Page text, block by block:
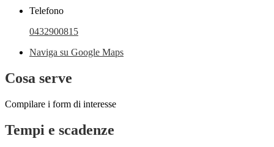
Telefono
0432900815
Naviga su Google Maps
Cosa serve
Compilare i form di interesse
Tempi e scadenze